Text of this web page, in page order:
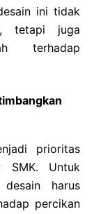
ini tidak
tetapi juga
terhadap
prioritas
SMK. Untuk
harus
percikan